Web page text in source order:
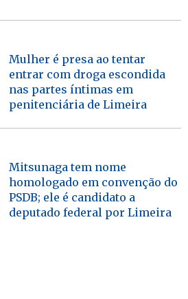
Mulher é presa ao tentar
entrar com droga escondida
nas partes íntimas em
penitenciária de Limeira
Mitsunaga tem nome
homologado em convenção do
PSDB; ele é candidato a
deputado federal por Limeira